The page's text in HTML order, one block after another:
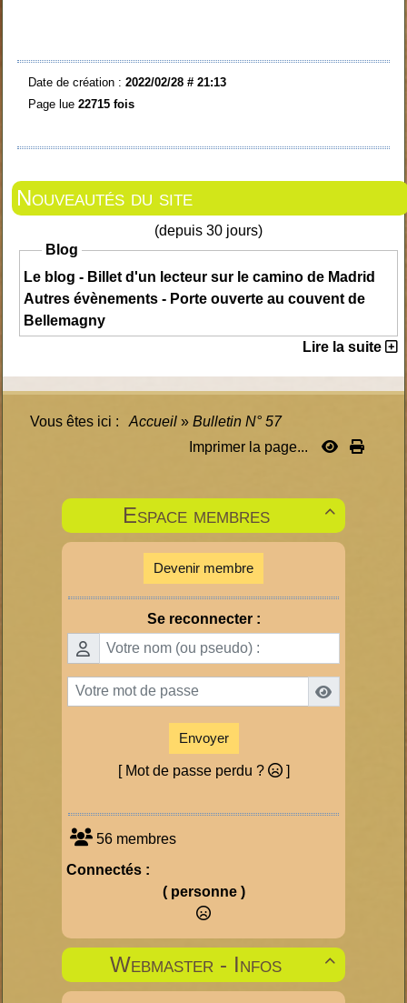
Date de création : 2022/02/28 # 21:13
Page lue 22715 fois
Nouveautés du site
(depuis 30 jours)
Blog
Le blog - Billet d'un lecteur sur le camino de Madrid
Autres évènements - Porte ouverte au couvent de
Bellemagny
Lire la suite
Vous êtes ici : Accueil » Bulletin N° 57
Imprimer la page...

Espace membres
Devenir membre
Se reconnecter :
Envoyer
[ Mot de passe perdu ? ]
56 membres
Connectés :
( personne )

Webmaster - Infos